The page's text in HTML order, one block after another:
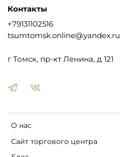
О нас
Сайт торгового центра
Контакты
+79131102516
tsumtomsk.online@yandex.ru
г Томск, пр-кт Ленина, д 121